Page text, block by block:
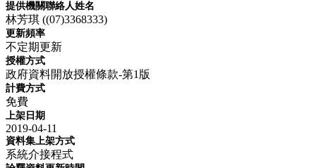
提供機關聯絡人姓名
林芳琪 ((07)3368333)
更新頻率
不定期更新
授權方式
政府資料開放授權條款-第1版
計費方式
免費
上架日期
2019-04-11
資料集上架方式
系統介接程式